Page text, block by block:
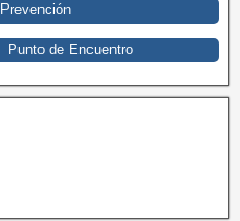
Punto de Encuentro